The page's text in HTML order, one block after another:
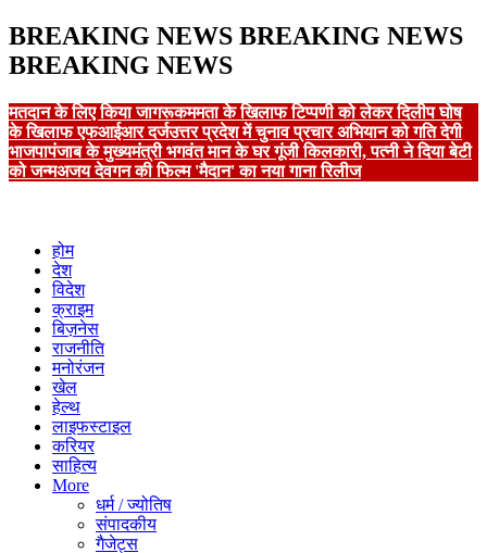
BREAKING NEWS BREAKING NEWS
BREAKING NEWS
मतदान के लिए किया जागरूकममता के खिलाफ टिप्पणी को लेकर दिलीप घोष
के खिलाफ एफआईआर दर्जउत्तर प्रदेश में चुनाव प्रचार अभियान को गति देगी
भाजपापंजाब के मुख्यमंत्री भगवंत मान के घर गूंजी किलकारी, पत्नी ने दिया बेटी
को जन्मअजय देवगन की फिल्म 'मैदान' का नया गाना रिलीज
होम
देश
विदेश
क्राइम
बिज़नेस
राजनीति
मनोरंजन
खेल
हेल्थ
लाइफस्टाइल
करियर
साहित्य
More
धर्म / ज्योतिष
संपादकीय
गैजेट्स